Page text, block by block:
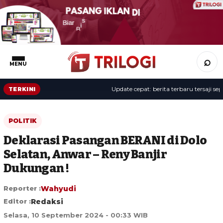
MENU ⌕
TERKINI Update cepat: berita terbaru tersaji
POLITIK
Deklarasi Pasangan BERANI di Dolo
Selatan, Anwar – Reny Banjir
Dukungan !
Reporter :Wahyudi
Editor :Redaksi
Selasa, 10 September 2024 - 00:33 WIB